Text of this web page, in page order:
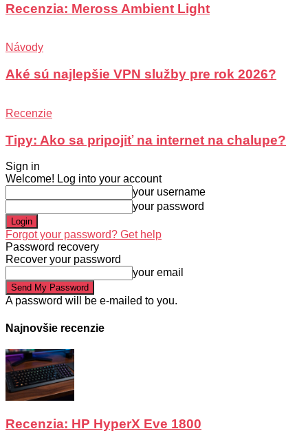
Recenzia: Meross Ambient Light
Návody
Aké sú najlepšie VPN služby pre rok 2026?
Recenzie
Tipy: Ako sa pripojiť na internet na chalupe?
Sign in
Welcome! Log into your account
your username
your password
Forgot your password? Get help
Password recovery
Recover your password
your email
A password will be e-mailed to you.
Najnovšie recenzie
Recenzia: HP HyperX Eve 1800